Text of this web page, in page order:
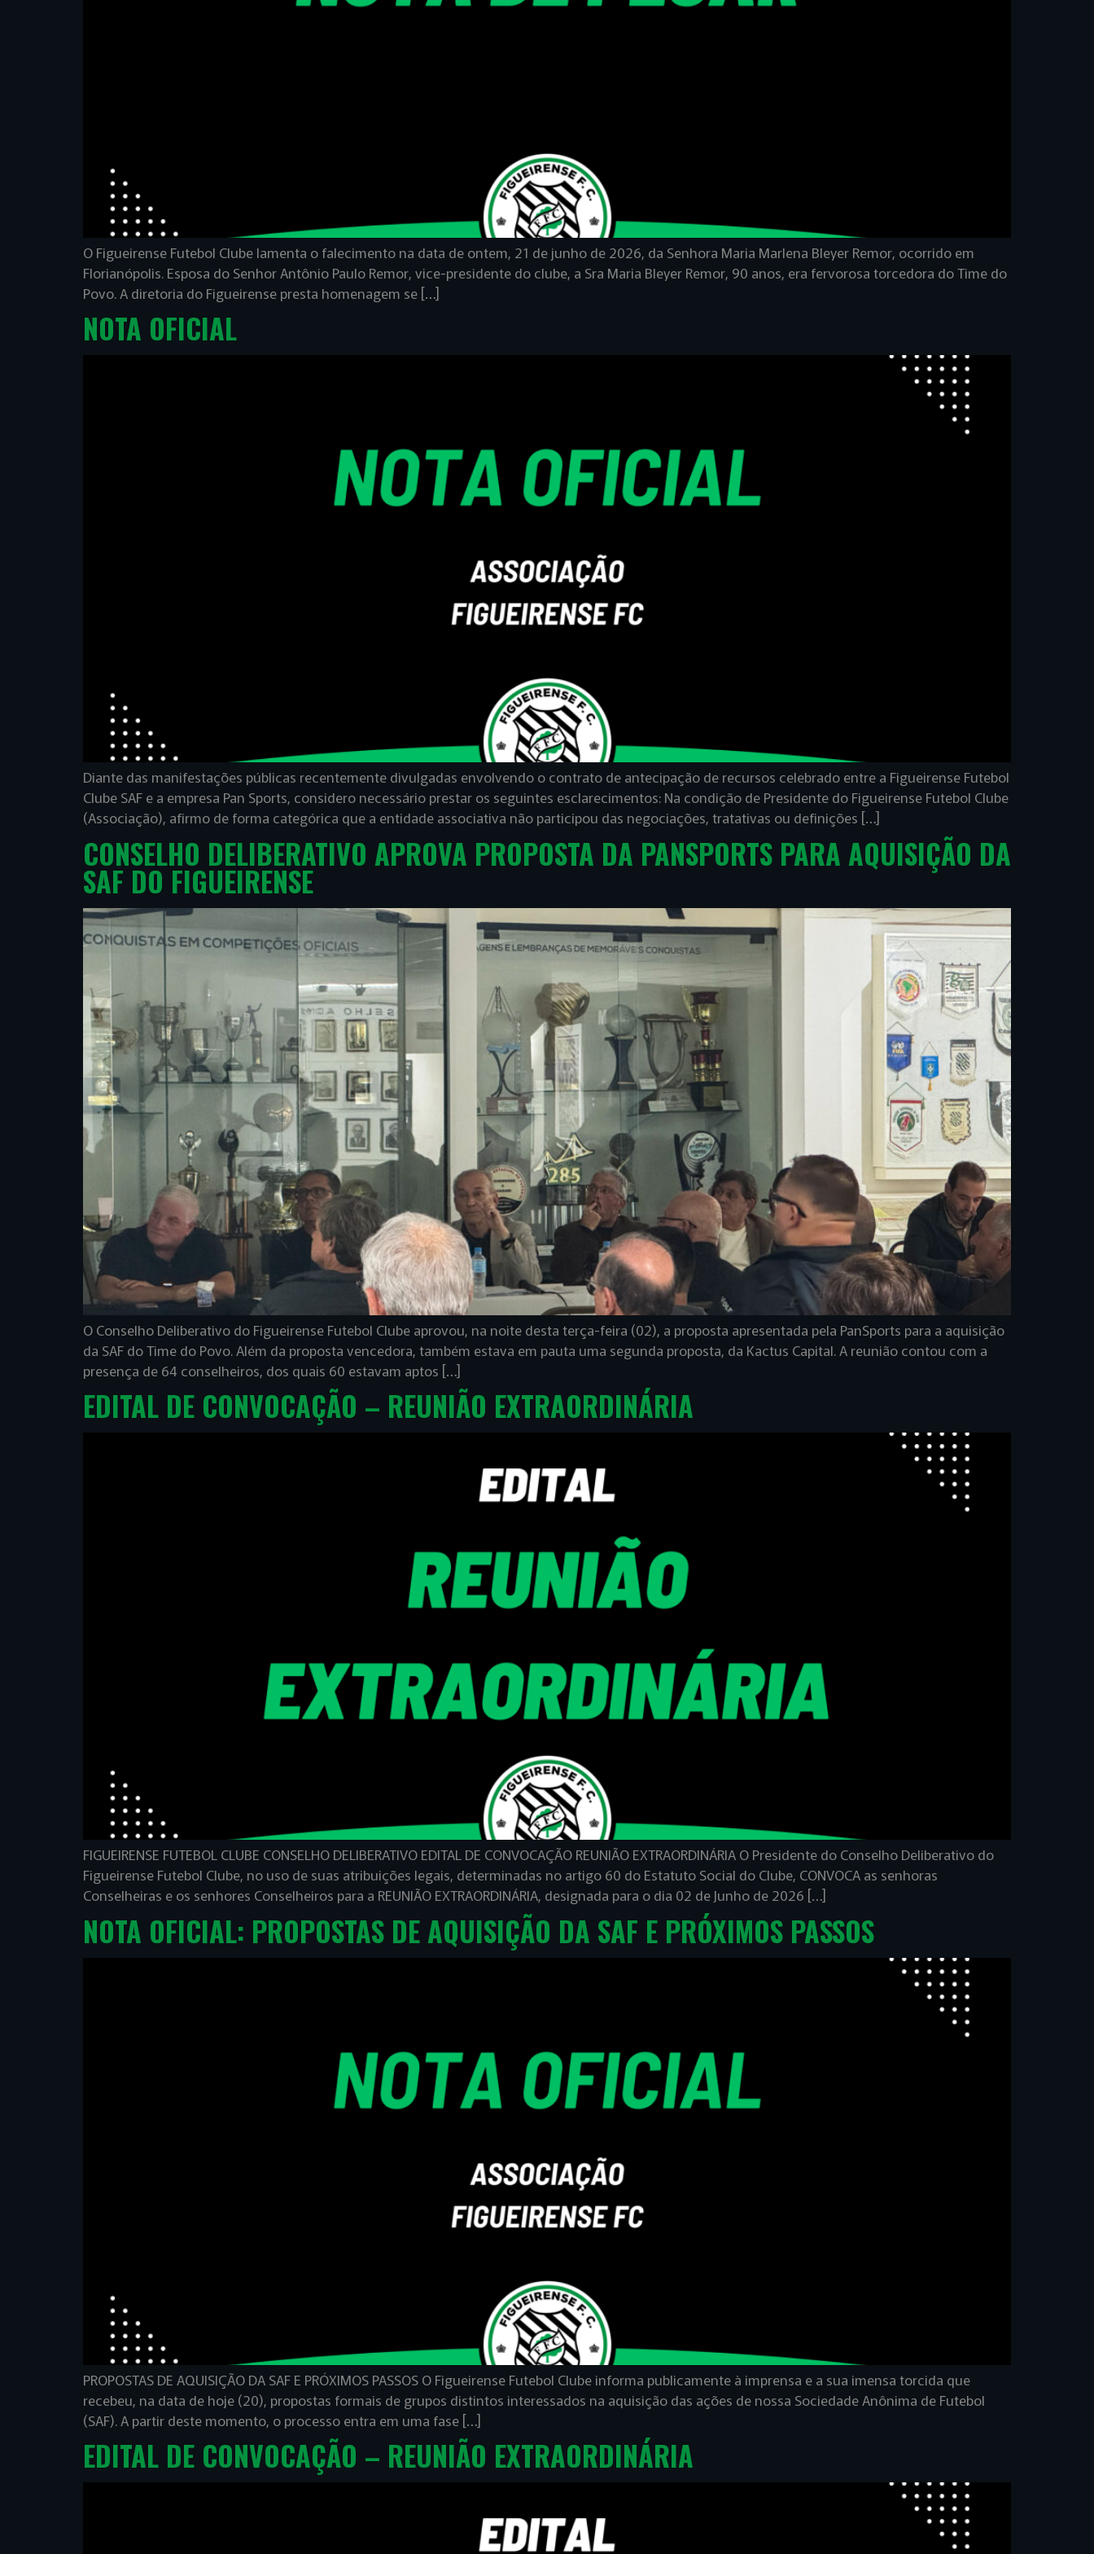
O Figueirense Futebol Clube lamenta o falecimento na data de ontem, 21 de junho de 2026, da Senhora Maria Marlena Bleyer Remor, ocorrido em
Florianópolis. Esposa do Senhor Antônio Paulo Remor, vice-presidente do clube, a Sra Maria Bleyer Remor, 90 anos, era fervorosa torcedora do Time do
Povo. A diretoria do Figueirense presta homenagem se […]
NOTA OFICIAL
Diante das manifestações públicas recentemente divulgadas envolvendo o contrato de antecipação de recursos celebrado entre a Figueirense Futebol
Clube SAF e a empresa Pan Sports, considero necessário prestar os seguintes esclarecimentos: Na condição de Presidente do Figueirense Futebol Clube
(Associação), afirmo de forma categórica que a entidade associativa não participou das negociações, tratativas ou definições […]
CONSELHO DELIBERATIVO APROVA PROPOSTA DA PANSPORTS PARA AQUISIÇÃO DA
SAF DO FIGUEIRENSE
O Conselho Deliberativo do Figueirense Futebol Clube aprovou, na noite desta terça-feira (02), a proposta apresentada pela PanSports para a aquisição
da SAF do Time do Povo. Além da proposta vencedora, também estava em pauta uma segunda proposta, da Kactus Capital. A reunião contou com a
presença de 64 conselheiros, dos quais 60 estavam aptos […]
EDITAL DE CONVOCAÇÃO – REUNIÃO EXTRAORDINÁRIA
FIGUEIRENSE FUTEBOL CLUBE CONSELHO DELIBERATIVO EDITAL DE CONVOCAÇÃO REUNIÃO EXTRAORDINÁRIA O Presidente do Conselho Deliberativo do
Figueirense Futebol Clube, no uso de suas atribuições legais, determinadas no artigo 60 do Estatuto Social do Clube, CONVOCA as senhoras
Conselheiras e os senhores Conselheiros para a REUNIÃO EXTRAORDINÁRIA, designada para o dia 02 de Junho de 2026 […]
NOTA OFICIAL: PROPOSTAS DE AQUISIÇÃO DA SAF E PRÓXIMOS PASSOS
PROPOSTAS DE AQUISIÇÃO DA SAF E PRÓXIMOS PASSOS O Figueirense Futebol Clube informa publicamente à imprensa e a sua imensa torcida que
recebeu, na data de hoje (20), propostas formais de grupos distintos interessados na aquisição das ações de nossa Sociedade Anônima de Futebol
(SAF). A partir deste momento, o processo entra em uma fase […]
EDITAL DE CONVOCAÇÃO – REUNIÃO EXTRAORDINÁRIA